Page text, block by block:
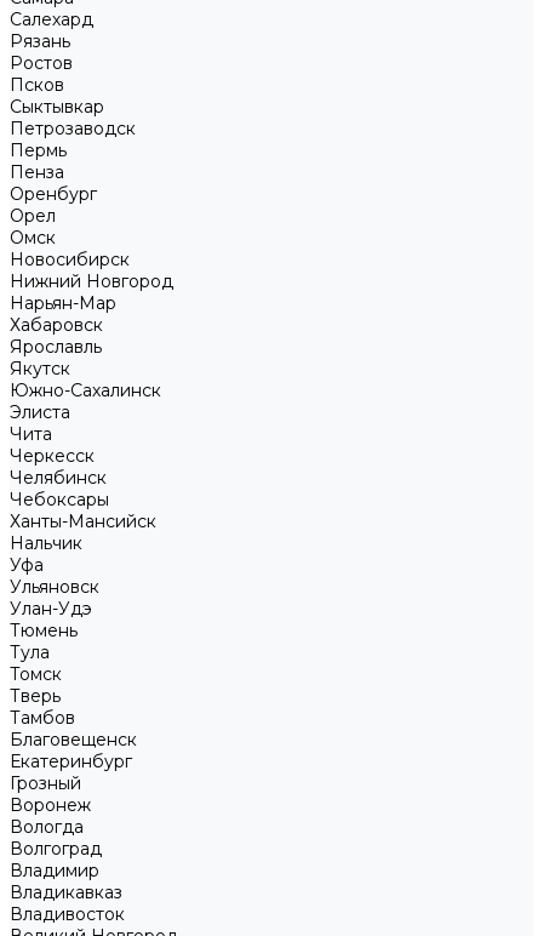
Салехард
Рязань
Ростов
Псков
Сыктывкар
Петрозаводск
Пермь
Пенза
Оренбург
Орел
Омск
Новосибирск
Нижний Новгород
Нарьян-Мар
Хабаровск
Ярославль
Якутск
Южно-Сахалинск
Элиста
Чита
Черкесск
Челябинск
Чебоксары
Ханты-Мансийск
Нальчик
Уфа
Ульяновск
Улан-Удэ
Тюмень
Тула
Томск
Тверь
Тамбов
Благовещенск
Екатеринбург
Грозный
Воронеж
Вологда
Волгоград
Владимир
Владикавказ
Владивосток